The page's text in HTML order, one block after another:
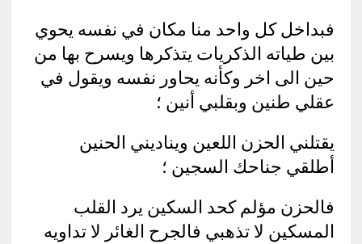
فبداخل كل واحد منا مكان في نفسه يحوي
بين طياته الذكريات يتذكرها ويسرح بها من
حين الى اخر وكأنه يحاور نفسه ويقول في
عقلي طنين وبقلبي أنين ؛
يقتلني الحزن اللعين ويناديني الحنين
أطلقي جناحك السجين ؛
فالحزن مؤلم كحد السكين يرد القلب
المسكين لا تذهبي فالجرح الغائر لا تداويه